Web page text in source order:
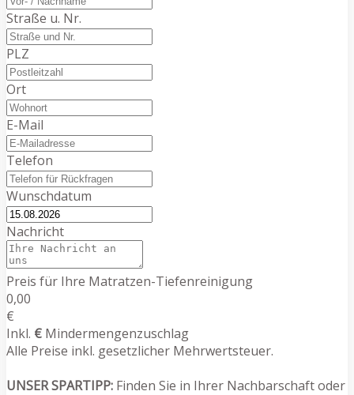
Straße u. Nr.
PLZ
Ort
E-Mail
Telefon
Wunschdatum
Nachricht
Preis für Ihre Matratzen-Tiefenreinigung
0,00
€
Inkl. € Mindermengenzuschlag
Alle Preise inkl. gesetzlicher Mehrwertsteuer.
UNSER SPARTIPP: Finden Sie in Ihrer Nachbarschaft oder